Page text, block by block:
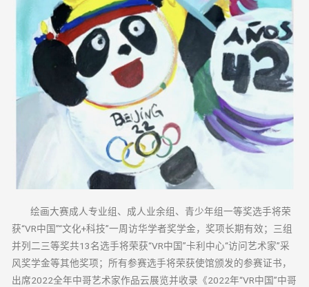
绘画大赛成人专业组、成人业余组、青少年组一等奖选手将荣
获“VR中国”“文化+科技”一周访华学者奖学金，奖项长期有效；三组
并列二三等奖共13名选手将荣获“VR中国”卡利中心“访问艺术家”采
风奖学金等其他奖项；所有参赛选手将荣获使馆颁发的参赛证书，
出席2022全年中哥艺术家作品云展览并收录《2022年“VR中国”中哥